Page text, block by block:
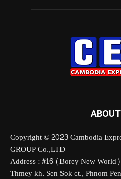
Copyright © 2023 Cambodia
GROUP Co.,LTD
Address : #16 (Borey New
Thmey kh. Sen Sok ct., Phnom